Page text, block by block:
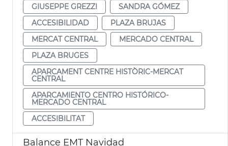
GIUSEPPE GREZZI
SANDRA GÓMEZ
ACCESIBILIDAD
PLAZA BRUJAS
MERCAT CENTRAL
MERCADO CENTRAL
PLAZA BRUGES
APARCAMENT CENTRE HISTÒRIC-MERCAT
CENTRAL
APARCAMIENTO CENTRO HISTÓRICO-
MERCADO CENTRAL
ACCESIBILITAT
Balance EMT Navidad